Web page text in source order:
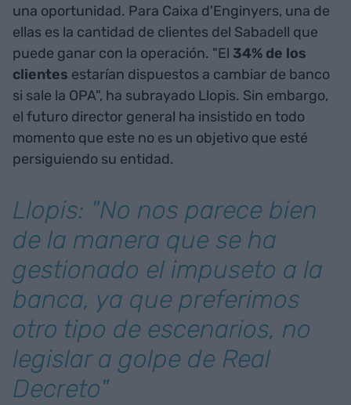
una oportunidad. Para Caixa d'Enginyers, una de
ellas es la cantidad de clientes del Sabadell que
puede ganar con la operación. "El 34% de los
clientes estarían dispuestos a cambiar de banco
si sale la OPA", ha subrayado Llopis. Sin embargo,
el futuro director general ha insistido en todo
momento que este no es un objetivo que esté
persiguiendo su entidad.
Llopis: "No nos parece bien
de la manera que se ha
gestionado el impuseto a la
banca, ya que preferimos
otro tipo de escenarios, no
legislar a golpe de Real
Decreto"